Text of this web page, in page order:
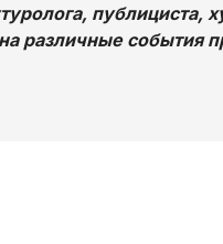
публициста,
различные события